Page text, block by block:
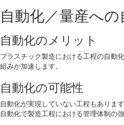
自動化／量産へ
自動化のメリット
プラスチック製造における工程の自動
組みが加速します。
自動化の可能性
自動化が実現していない工程もありま
自動化で製造工程における管理体制の